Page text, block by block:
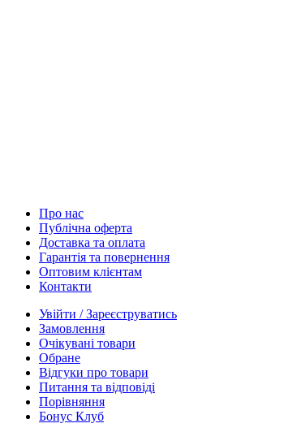
Про нас
Публічна оферта
Доставка та оплата
Гарантія та повернення
Оптовим клієнтам
Контакти
Увійти / Зареєструватись
Замовлення
Очікувані товари
Обране
Відгуки про товари
Питання та відповіді
Порівняння
Бонус Клуб